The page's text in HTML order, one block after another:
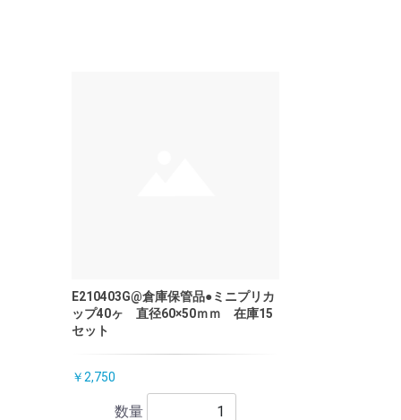
E210403G@倉庫保管品●ミニプリカ
ップ40ヶ 直径60×50ｍｍ 在庫15
セット
￥2,750
数量